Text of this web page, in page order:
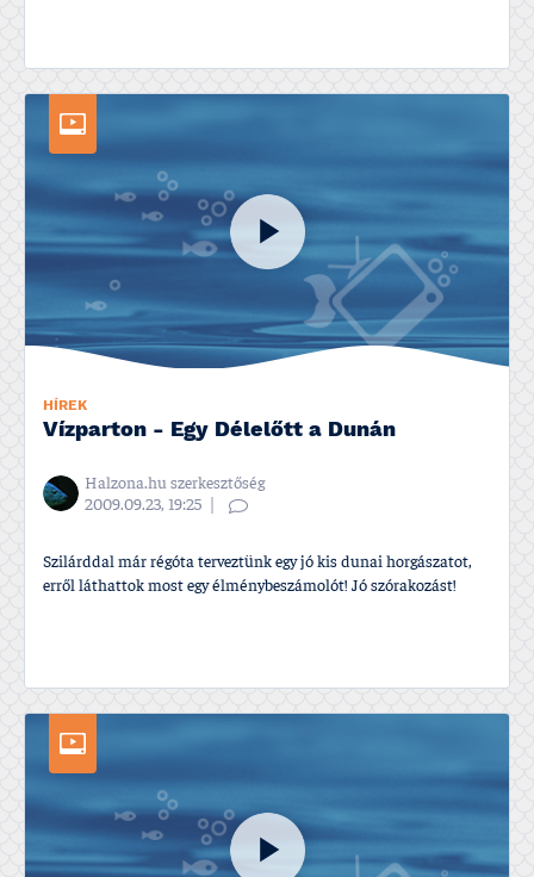
HÍREK
Ví­zparton - Egy Délelőtt a Dunán
Halzona.hu szerkesztőség
2009.09.23, 19:25
Szilárddal már régóta terveztünk egy jó kis dunai horgászatot,
erről láthattok most egy élménybeszámolót! Jó szórakozást!